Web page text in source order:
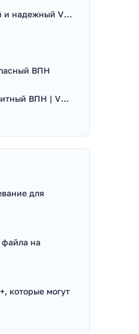
ВПН: безопасный и надежный VPN
ВПН
NotVPN - Безлимитный ВПН | VPN
для
файла на
которые могут